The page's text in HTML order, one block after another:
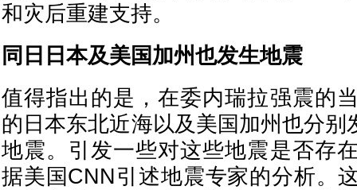
和灾后重建支持。
同日日本及美国加州也发生地震
值得指出的是，在委内瑞拉强震的
的日本东北近海以及美国加州也分别
地震。引发一些对这些地震是否存
据美国CNN引述地震专家的分析。